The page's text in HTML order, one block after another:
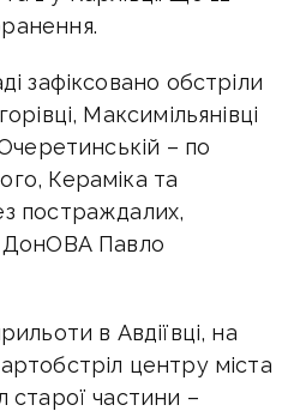
зафіксовано обстріли
Максимільянівці
– по
Кераміка та
постраждалих,
ДонОВА Павло
в Авдіївці, на
центру міста
старої частини –